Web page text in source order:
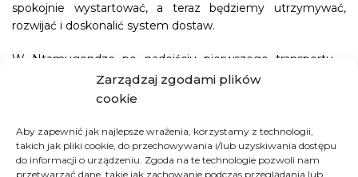
Zarządzaj zgodami plików
cookie
Aby zapewnić jak najlepsze wrażenia, korzystamy z technologii,
takich jak pliki cookie, do przechowywania i/lub uzyskiwania dostępu
do informacji o urządzeniu. Zgoda na te technologie pozwoli nam
przetwarzać dane, takie jak zachowanie podczas przeglądania lub
spokojnie wystartować, a teraz będziemy utrzymywać,
rozwijać i doskonalić system dostaw.
W Ntamugendze po nadejściu pierwszego transportu –
wielka radość. „Może i są gdzieś tu pod ziemią diamenty i
złoto, ale dla nas największym bogactwem, jakie mogliśmy
„W ostatnich tygodniach bardzo przybywa nam
przypadków ciężkiego niedożywienia. To uchodźcy z
objętych walkami północnych regionów kraju. Gdyby nie